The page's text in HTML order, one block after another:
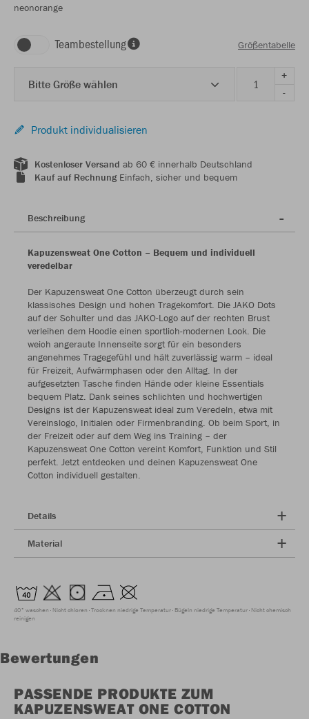
neonorange
Teambestellung Größentabelle
Bitte Größe wählen
+
-
Produkt individualisieren
Kostenloser Versand ab 60 € innerhalb Deutschland
Kauf auf RechnungEinfach, sicher und bequem
Beschreibung
Kapuzensweat One Cotton – Bequem und individuell
veredelbar
Der Kapuzensweat One Cotton überzeugt durch sein
klassisches Design und hohen Tragekomfort. Die JAKO Dots
auf der Schulter und das JAKO-Logo auf der rechten Brust
verleihen dem Hoodie einen sportlich-modernen Look. Die
weich angeraute Innenseite sorgt für ein besonders
angenehmes Tragegefühl und hält zuverlässig warm – ideal
für Freizeit, Aufwärmphasen oder den Alltag. In der
aufgesetzten Tasche finden Hände oder kleine Essentials
bequem Platz. Dank seines schlichten und hochwertigen
Designs ist der Kapuzensweat ideal zum Veredeln, etwa mit
Vereinslogo, Initialen oder Firmenbranding. Ob beim Sport, in
der Freizeit oder auf dem Weg ins Training – der
Kapuzensweat One Cotton vereint Komfort, Funktion und Stil
perfekt. Jetzt entdecken und deinen Kapuzensweat One
Cotton individuell gestalten.
Details
Material
40° waschen Nicht chloren Trocknen niedrige Temperatur Bügeln niedrige Temperatur Nicht chemisch
reinigen
Bewertungen
PASSENDE PRODUKTE ZUM
KAPUZENSWEAT ONE COTTON